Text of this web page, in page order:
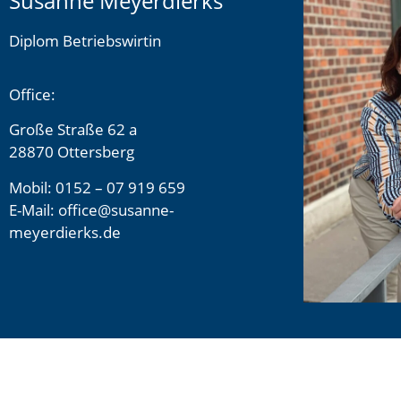
Diplom Betriebswirtin
Office:
Große Straße 62 a
28870 Ottersberg
Mobil: 0152 – 07 919 659
E-Mail: office@susanne-
meyerdierks.de